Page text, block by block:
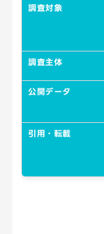
調査対象
調査主体
公開データ
引用・転載